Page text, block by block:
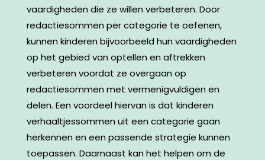
vaardigheden die ze willen verbeteren. Door
redactiesommen per categorie te oefenen,
kunnen kinderen bijvoorbeeld hun vaardigheden
op het gebied van optellen en aftrekken
verbeteren voordat ze overgaan op
redactiesommen met vermenigvuldigen en
delen. Een voordeel hiervan is dat kinderen
verhaaltjessommen uit een categorie gaan
herkennen en een passende strategie kunnen
toepassen. Daarnaast kan het helpen om de